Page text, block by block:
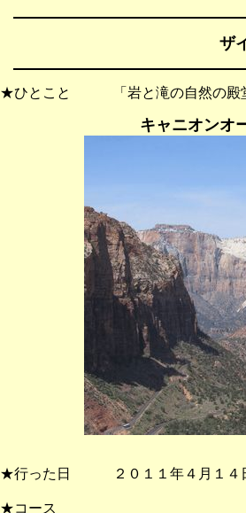
ザ
★ひとこと 「岩と滝の自然の殿
キャニオンオ
★行った日 ２０１１年４月
★コース